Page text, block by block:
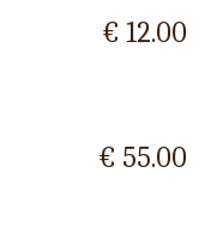
€ 12.00
€ 55.00